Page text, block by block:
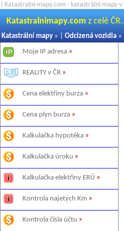
| Katastralni-mapy.com - katastrální mapy
Katastralnimapy.com z celé
Katastrální mapy » | Odcizená vozidla »
Moje IP adresa »
REALITY v ČR »
Cena elektřiny burza »
Cena plyn burza »
Kalkulačka hypotéka »
Kalkulačka úroku »
Kalkulačka elektřiny ERÚ »
Kontrola najetých Km »
Kontrola čísla účtu »